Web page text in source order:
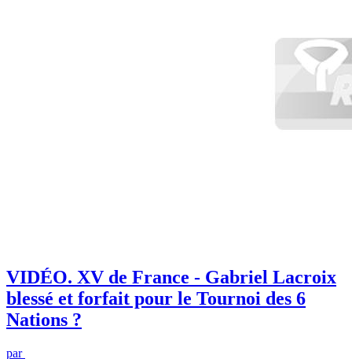
VIDÉO. XV de France - Gabriel Lacroix
blessé et forfait pour le Tournoi des 6
Nations ?
par